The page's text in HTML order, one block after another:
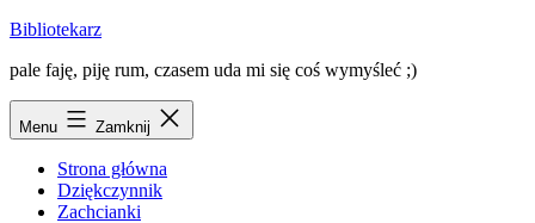
Przejdź
treści
Bibliotekarz
pale faję, piję rum, czasem uda mi się coś wymyśleć ;)
Menu Zamknij
Strona główna
Dziękczynnik
Zachcianki